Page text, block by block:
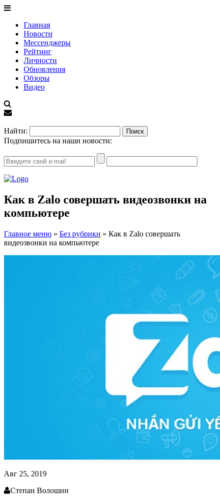
Главная
Новости
Мессенджеры
Рейтинг
Личности
Обновления
Обзоры
Видео
Найти:
Подпишитесь на наши новости:
Как в Zalo совершать видеозвонки на
компьютере
Главное меню » Без рубрики » Как в Zalo совершать
видеозвонки на компьютере
Авг 25, 2019
Степан Волошин